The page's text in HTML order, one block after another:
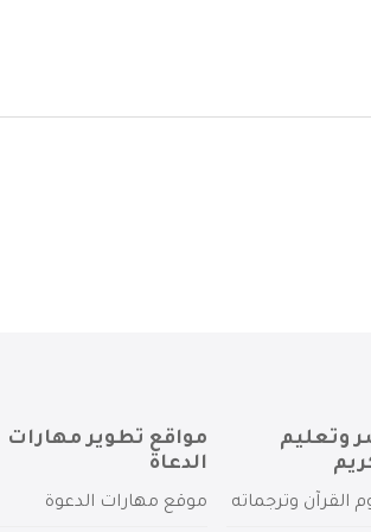
وتعليم
القرآن وترجماته
مواقع تطوير مهارات
الدعاة
موقع مهارات الدعوة